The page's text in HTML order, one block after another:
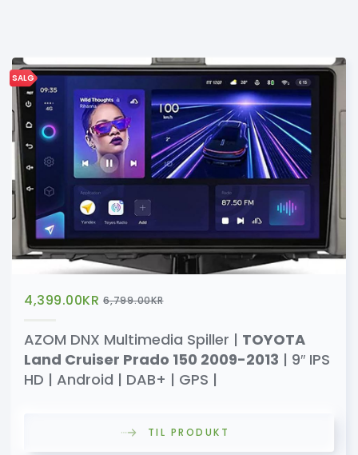
SALG
4,399.00KR 6,799.00KR
AZOM DNX Multimedia Spiller | TOYOTA
Land Cruiser Prado 150 2009-2013 | 9″ IPS
HD | Android | DAB+ | GPS |
TIL PRODUKT